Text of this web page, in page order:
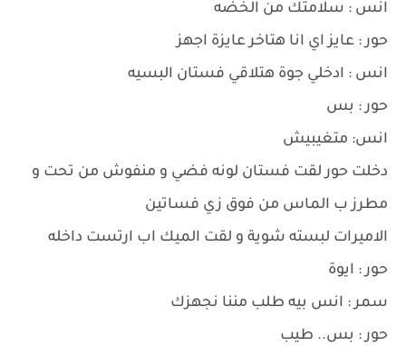
انس : سلامتك من الخضه
حور : عايز اي انا هتاخر عايزة اجهز
انس : ادخلي جوة هتلاقي فستان البسيه
حور : بس
انس: متغيبيش
دخلت حور لقت فستان لونه فضي و منفوش من تحت و
مطرز ب الماس من فوق زي فساتين
الاميرات لبسته شوية و لقت الميك اب ارتست داخله
حور : ايوة
سمر : انس بيه طلب مننا نجهزك
حور : بس.. طيب